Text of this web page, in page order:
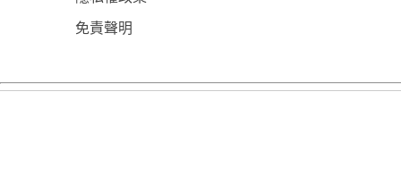
免責聲明